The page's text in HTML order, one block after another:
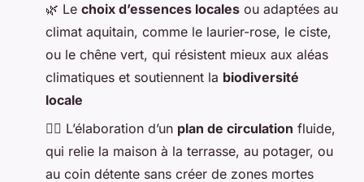
🌿 Le choix d’essences locales ou adaptées au
climat aquitain, comme le laurier-rose, le ciste,
ou le chêne vert, qui résistent mieux aux aléas
climatiques et soutiennent la biodiversité
locale
🚶‍♂️ L’élaboration d’un plan de circulation fluide,
qui relie la maison à la terrasse, au potager, ou
au coin détente sans créer de zones mortes